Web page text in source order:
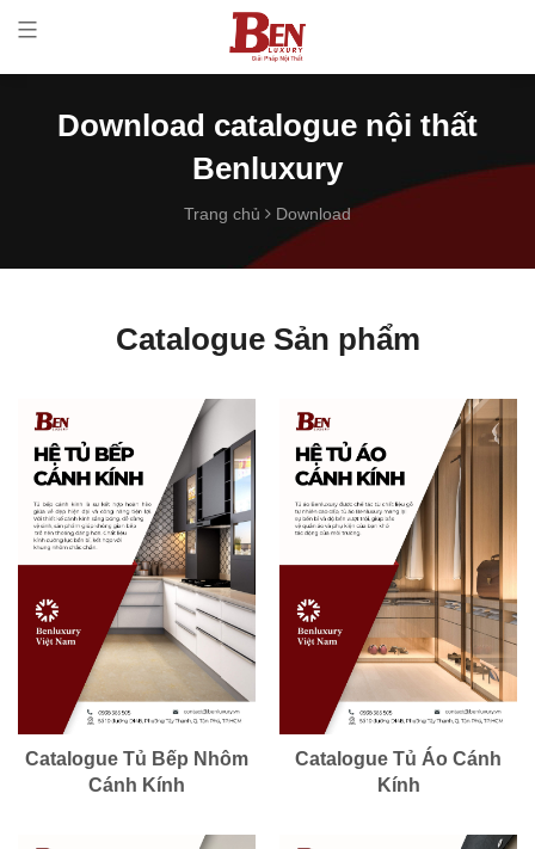
Download catalogue nội thất
Benluxury
Trang chủ Download
Catalogue Sản phẩm
Catalogue Tủ Bếp Nhôm
Cánh Kính
Catalogue Tủ Áo Cánh
Kính